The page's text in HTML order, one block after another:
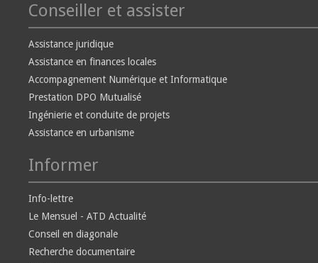
Conseiller et assister
Assistance juridique
Assistance en finances locales
Accompagnement Numérique et Informatique
Prestation DPO Mutualisé
Ingénierie et conduite de projets
Assistance en urbanisme
Informer
Info-lettre
Le Mensuel - ATD Actualité
Conseil en diagonale
Recherche documentaire